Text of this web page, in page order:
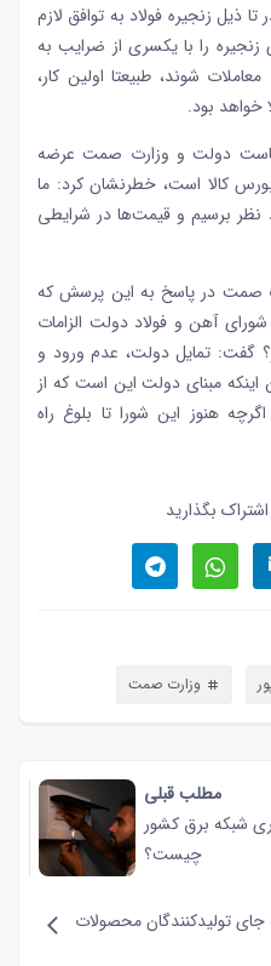
ذیل زنجیره فولاد به توافق لازم
زنجیره را با یکسری از ضرایب به
شوند، طبیعتا اولین کار،
بود.
دولت و وزارت صمت عرضه
کالا است، خطرنشان کرد: ما
نظر برسیم و قیمت‌ها در شرایطی
صمت در پاسخ به این پرسش که
آهن و فولاد دولت الزامات
گفت: تمایل دولت، عدم ورود و
مبنای دولت این است که از
هنوز این شورا تا بلوغ راه
بگذارید
وزارت صمت
مطلب قبلی
شبکه برق کشور
چیست؟
جای تولیدکنندگان محصولات